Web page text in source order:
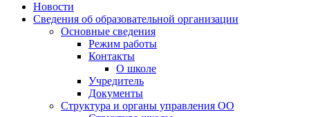
Новости
Сведения об образовательной организации
Основные сведения
Режим работы
Контакты
О школе
Учредитель
Документы
Структура и органы управления ОО